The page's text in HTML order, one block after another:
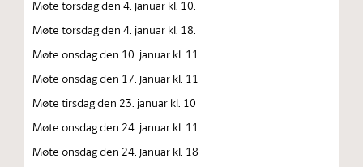
Møte torsdag den 4. januar kl. 10.
Møte torsdag den 4. januar kl. 18.
Møte onsdag den 10. januar kl. 11.
Møte onsdag den 17. januar kl. 11
Møte tirsdag den 23. januar kl. 10
Møte onsdag den 24. januar kl. 11
Møte onsdag den 24. januar kl. 18